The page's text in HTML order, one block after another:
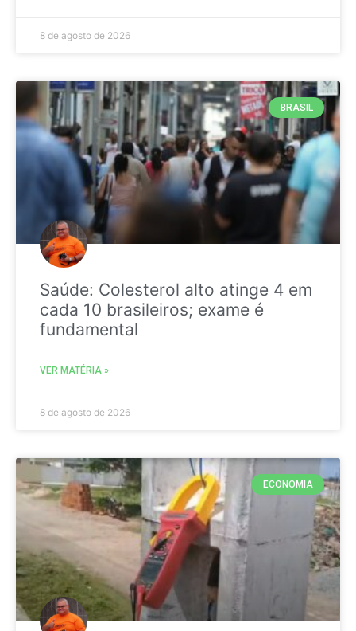
8 de agosto de 2026
BRASIL
Saúde: Colesterol alto atinge 4 em
cada 10 brasileiros; exame é
fundamental
VER MATÉRIA »
8 de agosto de 2026
ECONOMIA